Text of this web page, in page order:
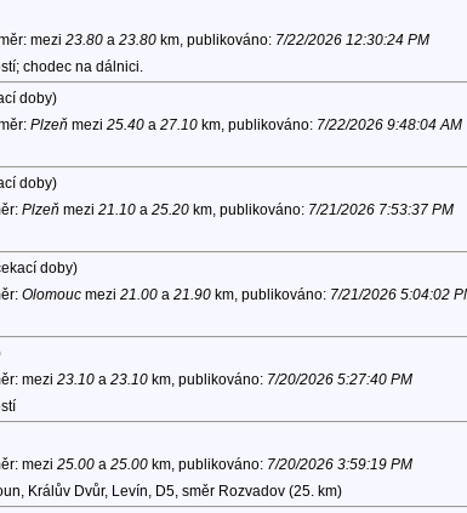
mezi 23.80a 23.80km, publikováno: 7/22/2026 12:30:24 PM
chodec na dálnici.
doby)
Plzeňmezi 25.40a 27.10km, publikováno: 7/22/2026 9:48:04 AM
doby)
Plzeňmezi 21.10a 25.20km, publikováno: 7/21/2026 7:53:37 PM
doby)
Olomoucmezi 21.00a 21.90km, publikováno: 7/21/2026 5:04:02
mezi 23.10a 23.10km, publikováno: 7/20/2026 5:27:40 PM
mezi 25.00a 25.00km, publikováno: 7/20/2026 3:59:19 PM
Králův Dvůr, Levín, D5, směr Rozvadov (25. km)